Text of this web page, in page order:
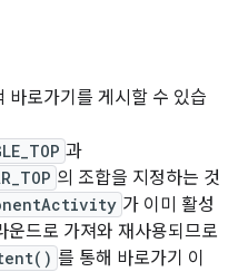
바로가기를 게시할 수 있습
과
의 조합을 지정하는 것
가 이미 활성
운드로 가져와 재사용되므로
를 통해 바로가기 이